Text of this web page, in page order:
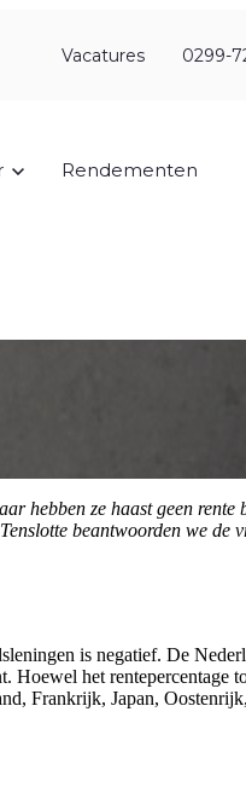
Vacatures 0299-
Rendementen
hebben ze haast geen
beantwoorden we de
is negatief. De
het rentepercentage
Frankrijk, Japan,